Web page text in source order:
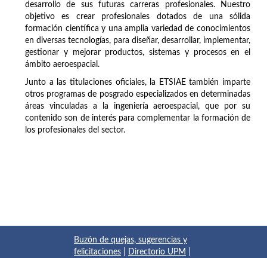
desarrollo de sus futuras carreras profesionales. Nuestro
objetivo es crear profesionales dotados de una sólida
formación científica y una amplia variedad de conocimientos
en diversas tecnologías, para diseñar, desarrollar, implementar,
gestionar y mejorar productos, sistemas y procesos en el
ámbito aeroespacial.
Junto a las titulaciones oficiales, la ETSIAE también imparte
otros programas de posgrado especializados en determinadas
áreas vinculadas a la ingeniería aeroespacial, que por su
contenido son de interés para complementar la formación de
los profesionales del sector.
Buzón de quejas, sugerencias y
felicitaciones
Directorio UPM